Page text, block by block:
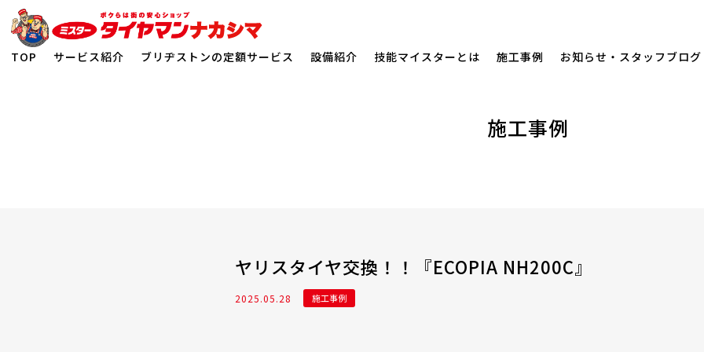
TOP サービス紹介 ブリヂストンの定額サービス 設備紹介 技能マイスターとは 施工事例 お知らせ・スタッフブログ
施工事例 >ヤリスタイヤ交換！！『ECOPIA NH200C』
施工事例
ヤリスタイヤ交換！！『ECOPIA NH200C』
2025.05.28 施工事例